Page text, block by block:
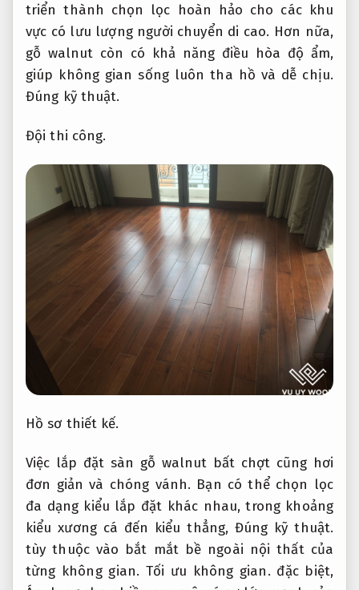
triển thành chọn lọc hoàn hảo cho các khu
vực có lưu lượng người chuyển di cao. Hơn nữa,
gỗ walnut còn có khả năng điều hòa độ ẩm,
giúp không gian sống luôn tha hồ và dễ chịu.
Đúng kỹ thuật.
Đội thi công.
Hồ sơ thiết kế.
Việc lắp đặt sàn gỗ walnut bất chợt cũng hơi
đơn giản và chóng vánh. Bạn có thể chọn lọc
đa dạng kiểu lắp đặt khác nhau, trong khoảng
kiểu xương cá đến kiểu thẳng, Đúng kỹ thuật.
tùy thuộc vào bắt mắt bề ngoài nội thất của
từng không gian. Tối ưu không gian. đặc biệt,